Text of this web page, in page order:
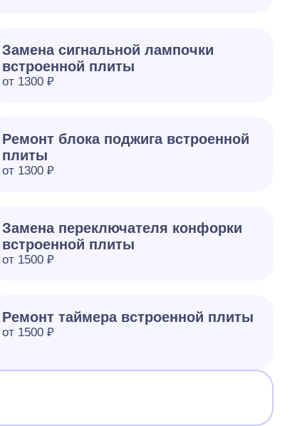
Замена сигнальной лампочки
встроенной плиты
от 1300 ₽
Ремонт блока поджига встроенной
плиты
от 1300 ₽
Замена переключателя конфорки
встроенной плиты
от 1500 ₽
Ремонт таймера встроенной плиты
от 1500 ₽